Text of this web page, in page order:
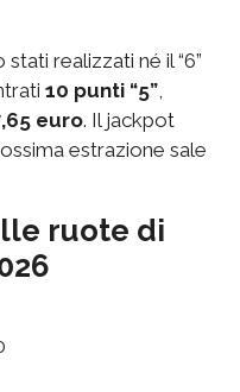
realizzati né il “6”
10 punti “5”,
euro. Il jackpot
estrazione sale
ruote di